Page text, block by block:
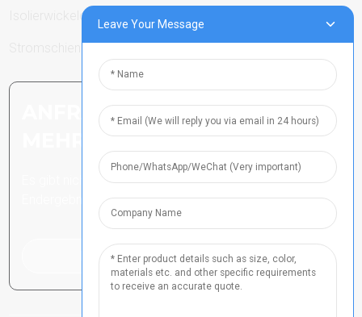
Isolierwickeldraht
ANFRAGE SENDEN: BEREIT,
MEHR ZU ERFAHREN
Es gibt nichts Besseres, als das
Endergebnis zu sehen.
Klicken Sie hier für eine Anfrage
Leave Your Message